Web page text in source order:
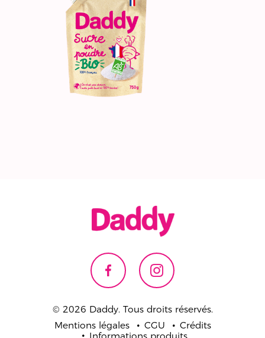
© 2026 Daddy. Tous droits réservés.
Mentions légales
CGU
Crédits
Informations produits